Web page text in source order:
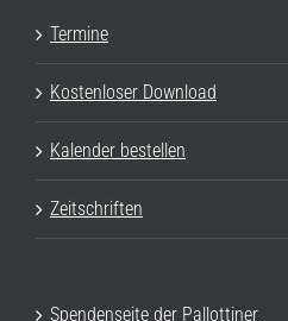
Termine
Kostenloser Download
Kalender bestellen
Zeitschriften
Spendenseite der Pallottiner